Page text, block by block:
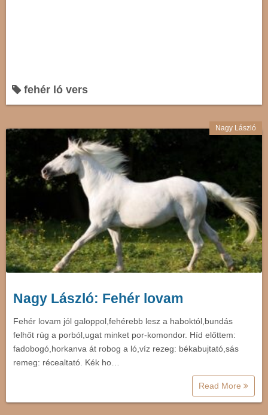
fehér ló vers
Nagy László
Nagy László: Fehér lovam
Fehér lovam jól galoppol,fehérebb lesz a haboktól,bundás
felhőt rúg a porból,ugat minket por-komondor. Híd előttem:
fadobogó,horkanva át robog a ló,víz rezeg: békabujtató,sás
remeg: récealtató. Kék ho…
Read More